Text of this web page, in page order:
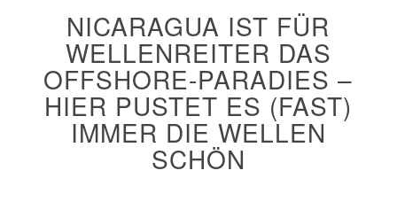
NICARAGUA IST FÜR
WELLENREITER DAS
OFFSHORE-PARADIES –
HIER PUSTET ES (FAST)
IMMER DIE WELLEN
SCHÖN